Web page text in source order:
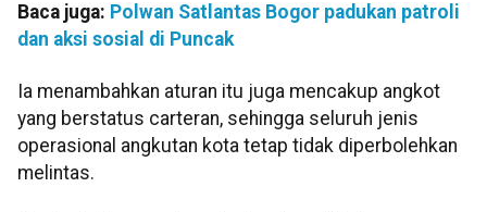
Baca juga: Polwan Satlantas Bogor padukan patroli
dan aksi sosial di Puncak
Ia menambahkan aturan itu juga mencakup angkot
yang berstatus carteran, sehingga seluruh jenis
operasional angkutan kota tetap tidak diperbolehkan
melintas.